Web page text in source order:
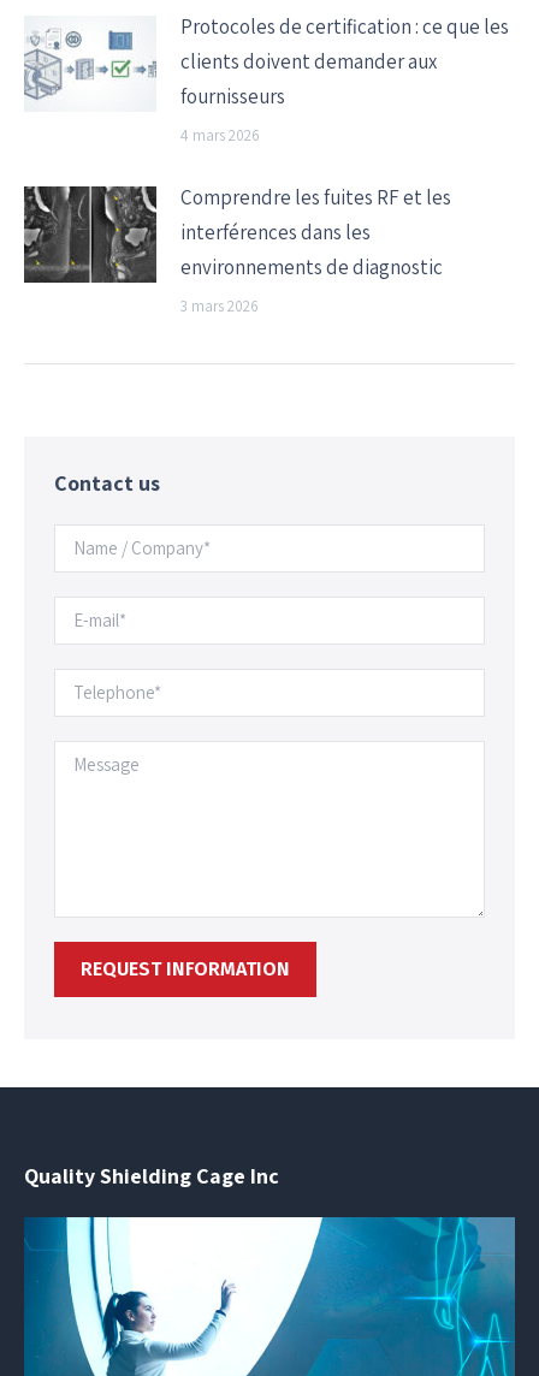
Protocoles de certification : ce que les
clients doivent demander aux
fournisseurs
4 mars 2026
Comprendre les fuites RF et les
interférences dans les
environnements de diagnostic
3 mars 2026
Contact us
Quality Shielding Cage Inc